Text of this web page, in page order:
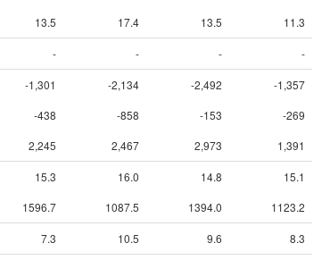
13.5 17.4 13.5 11.3
- - - -
-1,301 -2,134 -2,492 -1,357
-438 -858 -153 -269
2,245 2,467 2,973 1,391
15.3 16.0 14.8 15.1
1596.7 1087.5 1394.0 1123.2
7.3 10.5 9.6 8.3